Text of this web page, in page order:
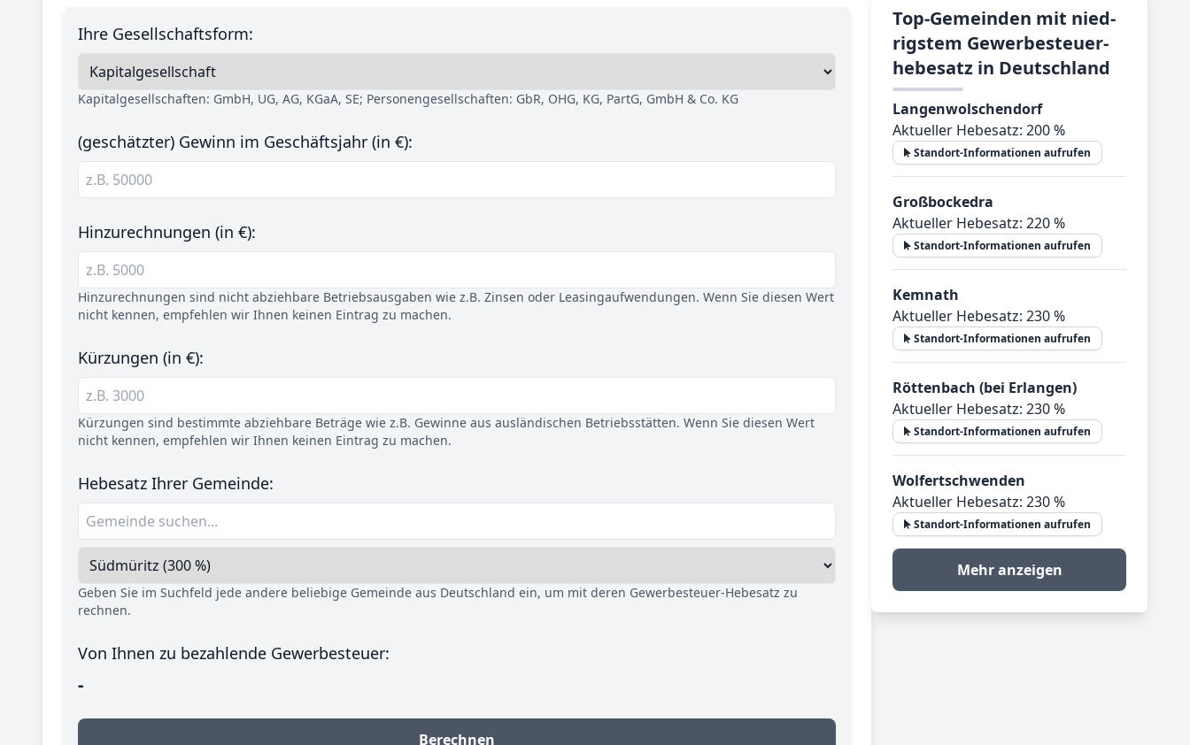
Ihre Gesellschaftsform:
Kapitalgesellschaften: GmbH, UG, AG, KGaA, SE; Personengesellschaften: GbR, OHG, KG, PartG, GmbH & Co. KG
(geschätzter) Gewinn im Geschäftsjahr (in €):
Hinzurechnungen (in €):
Hinzurechnungen sind nicht abziehbare Betriebsausgaben wie z.B. Zinsen oder Leasingaufwendungen. Wenn Sie diesen Wert
nicht kennen, empfehlen wir Ihnen keinen Eintrag zu machen.
Kürzungen (in €):
Kürzungen sind bestimmte abziehbare Beträge wie z.B. Gewinne aus ausländischen Betriebsstätten. Wenn Sie diesen Wert
nicht kennen, empfehlen wir Ihnen keinen Eintrag zu machen.
Hebesatz Ihrer Gemeinde:
Geben Sie im Suchfeld jede andere beliebige Gemeinde aus Deutschland ein, um mit deren Gewerbesteuer-Hebesatz zu
rechnen.
Von Ihnen zu bezahlende Gewerbesteuer:
-
Berechnen
Top-­Ge­mein­den mit nied­
rig­stem Ge­wer­be­steu­er­
he­be­satz in Deutsch­land
Langenwolschendorf
Aktueller Hebesatz: 200 %
Standort-Informationen aufrufen
Großbockedra
Aktueller Hebesatz: 220 %
Standort-Informationen aufrufen
Kemnath
Aktueller Hebesatz: 230 %
Standort-Informationen aufrufen
Röttenbach (bei Erlangen)
Aktueller Hebesatz: 230 %
Standort-Informationen aufrufen
Wolfertschwenden
Aktueller Hebesatz: 230 %
Standort-Informationen aufrufen
Mehr anzeigen